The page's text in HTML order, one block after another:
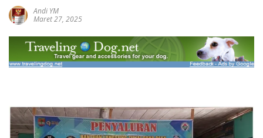
Andi YM
Maret 27, 2025